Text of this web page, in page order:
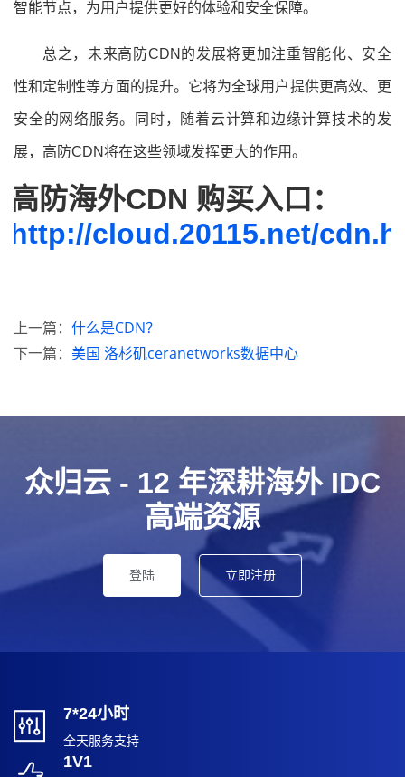
智能节点，为用户提供更好的体验和安全保障。
总之 ，未来高防CDN的发展将更加注重智能化、安全
性和定制性等方面的提升。它将为全球用户提供更高效、更
安全的网络服务。同时，随着云计算和边缘计算技术的发
展，高防CDN将在这些领域发挥更大的作用。
高防海外CDN 购买入口：
http://cloud.20115.net/
上一篇： 什么是CDN？
下一篇： 美国 洛杉矶ceranetworks数据中心
众归云 - 12 年深耕海外 IDC
高端资源
登陆 立即注册
7*24小时
全天服务支持
1V1